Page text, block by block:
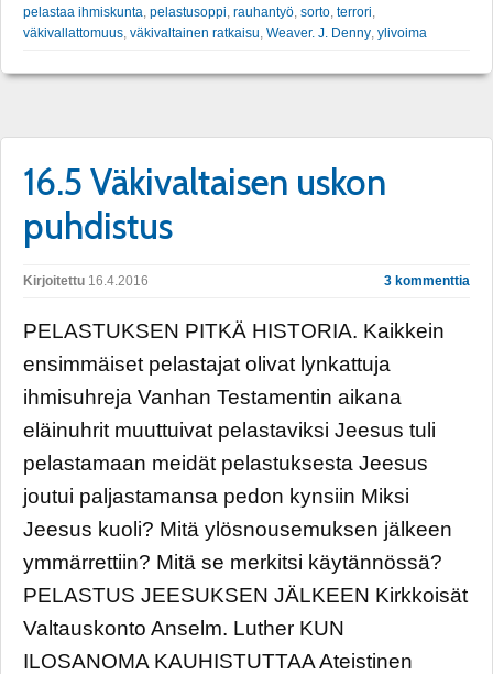
pelastaa ihmiskunta pelastusoppi rauhantyö sorto terrori
väkivallattomuus väkivaltainen ratkaisu Weaver. J. Denny ylivoima
16.5 Väkivaltaisen uskon
puhdistus
Kirjoitettu 16.4.2016 3 kommenttia
PELASTUKSEN PITKÄ HISTORIA. Kaikkein
ensimmäiset pelastajat olivat lynkattuja
ihmisuhreja Vanhan Testamentin aikana
eläinuhrit muuttuivat pelastaviksi Jeesus tuli
pelastamaan meidät pelastuksesta Jeesus
joutui paljastamansa pedon kynsiin Miksi
Jeesus kuoli? Mitä ylösnousemuksen jälkeen
ymmärrettiin? Mitä se merkitsi käytännössä?
PELASTUS JEESUKSEN JÄLKEEN Kirkkoisät
Valtauskonto Anselm. Luther KUN
ILOSANOMA KAUHISTUTTAA Ateistinen